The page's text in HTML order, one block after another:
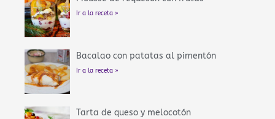
Ir a la receta »
Bacalao con patatas al pimentón
Ir a la receta »
Tarta de queso y melocotón